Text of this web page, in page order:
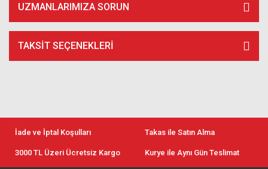
UZMANLARIMIZA SORUN
TAKSIT SEÇENEKLERI
İade ve İptal Koşulları Takas ile Satın Alma
3000 TL Üzeri Ücretsiz Kargo Kurye ile Aynı Gün Teslimat